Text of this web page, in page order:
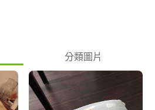
分類圖片